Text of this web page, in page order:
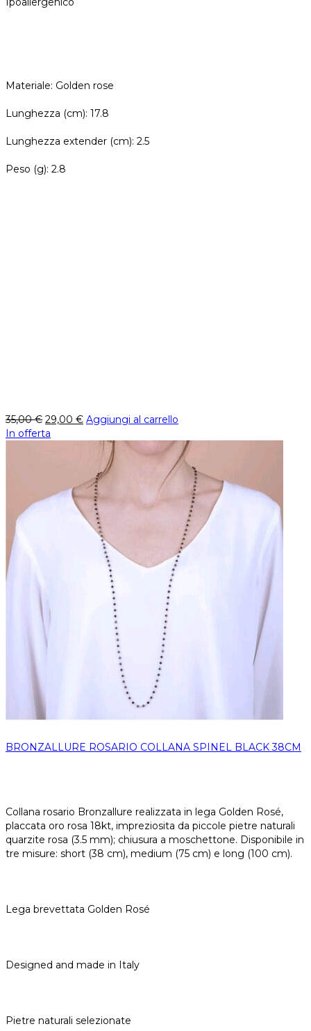
Materiale: Golden rose
Lunghezza (cm): 17.8
Lunghezza extender (cm): 2.5
Peso (g): 2.8
35,00€ 29,00 € Aggiungi al carrello
In offerta
BRONZALLURE ROSARIO COLLANA SPINEL BLACK 38CM
Collana rosario Bronzallure realizzata in lega Golden Rosé,
placcata oro rosa 18kt, impreziosita da piccole pietre naturali
quarzite rosa (3.5 mm); chiusura a moschettone. Disponibile in
tre misure: short (38 cm), medium (75 cm) e long (100 cm).
Lega brevettata Golden Rosé
Designed and made in Italy
Pietre naturali selezionate